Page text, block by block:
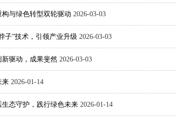
与绿色转型双轮驱动 2026-03-03
子”技术，引领产业升级 2026-03-03
驱动，成果斐然 2026-03-03
来 2026-01-14
态守护，践行绿色未来 2026-01-14